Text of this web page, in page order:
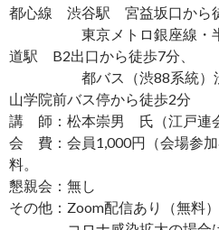
都心線 渋谷駅 宮益坂口から
東京メトロ銀座線・半
道駅 B2出口から徒歩7分、
都バス（渋88系統）渋
山学院前バス停から徒歩2分
講 師：松本崇男 氏（江戸連会
会 費：会員1,000円（会場参
料。
懇親会：無し
その他：Zoom配信あり（無料